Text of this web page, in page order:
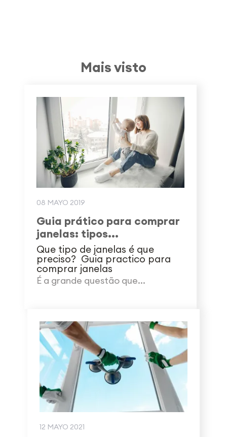
Mais visto
08 MAYO 2019
Guia prático para comprar
janelas: tipos...
Que tipo de janelas é que
preciso? Guia practico para
comprar janelas
É a grande questão que...
12 MAYO 2021